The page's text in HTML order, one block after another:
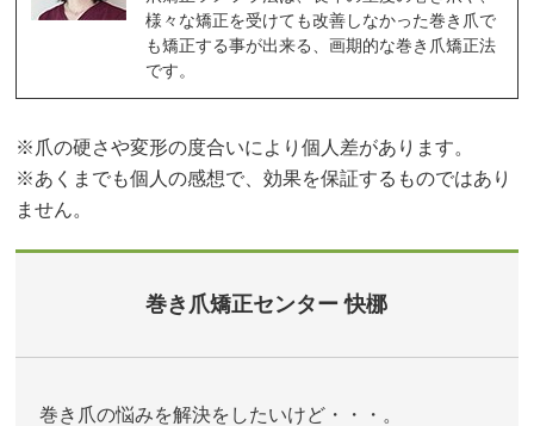
様々な矯正を受けても改善しなかった巻き爪で
も矯正する事が出来る、画期的な巻き爪矯正法
です。
※爪の硬さや変形の度合いにより個人差があります。
※あくまでも個人の感想で、効果を保証するものではあり
ません。
巻き爪矯正センター 快梛
巻き爪の悩みを解決をしたいけど・・・。